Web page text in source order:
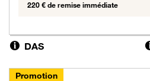
220 € de remise immédiate
DAS
Promotion